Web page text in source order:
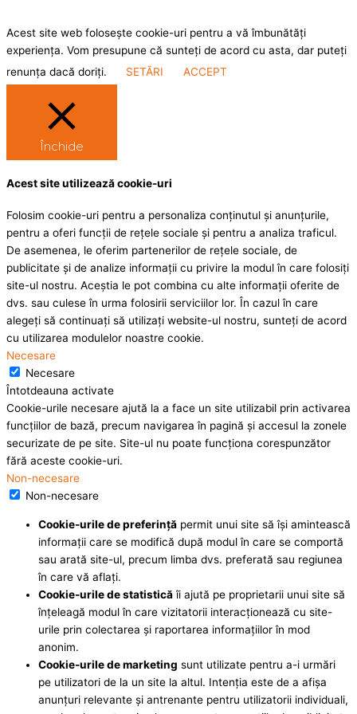
Acest site web folosește cookie-uri pentru a vă îmbunătăți
experiența. Vom presupune că sunteți de acord cu asta, dar puteți
renunța dacă doriți.
SETĂRI ACCEPT
Închide
Acest site utilizează cookie-uri
Folosim cookie-uri pentru a personaliza conținutul și anunțurile,
pentru a oferi funcții de rețele sociale și pentru a analiza traficul.
De asemenea, le oferim partenerilor de rețele sociale, de
publicitate și de analize informații cu privire la modul în care folosiți
site-ul nostru. Aceștia le pot combina cu alte informații oferite de
dvs. sau culese în urma folosirii serviciilor lor. În cazul în care
alegeți să continuați să utilizați website-ul nostru, sunteți de acord
cu utilizarea modulelor noastre cookie.
Necesare
Necesare
Întotdeauna activate
Cookie-urile necesare ajută la a face un site utilizabil prin activarea
funcţiilor de bază, precum navigarea în pagină şi accesul la zonele
securizate de pe site. Site-ul nu poate funcţiona corespunzător
fără aceste cookie-uri.
Non-necesare
Non-necesare
Cookie-urile de preferinţă permit unui site să îşi amintească
informaţii care se modifică după modul în care se comportă
sau arată site-ul, precum limba dvs. preferată sau regiunea
în care vă aflaţi.
Cookie-urile de statisticăîi ajută pe proprietarii unui site să
înţeleagă modul în care vizitatorii interacţionează cu site-
urile prin colectarea şi raportarea informaţiilor în mod
anonim.
Cookie-urile de marketing sunt utilizate pentru a-i urmări
pe utilizatori de la un site la altul. Intenţia este de a afişa
anunţuri relevante şi antrenante pentru utilizatorii individuali,